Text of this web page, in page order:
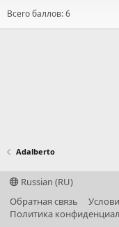
Всего баллов: 6
Adalberto
Russian (RU)
Обратная связь
Политика